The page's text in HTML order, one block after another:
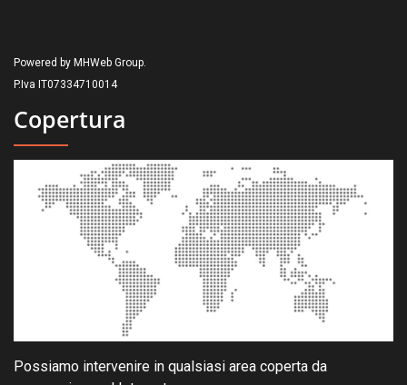
Powered by MHWeb Group.
P.Iva IT07334710014
Copertura
Possiamo intervenire in qualsiasi area coperta da